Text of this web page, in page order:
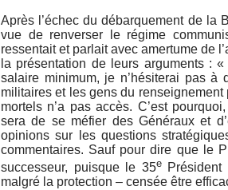
Après l’échec du débarquement de la
vue de renverser le régime
ressentait et parlait avec amertume de
la présentation de leurs arguments :
salaire minimum, je n’hésiterai pas
militaires et les gens du
mortels n’a pas accès. C’est
sera de se méfier des Généraux et
opinions sur les questions
commentaires. Sauf pour dire que le
successeur, puisque le 35ePrésident
malgré la protection – censée être